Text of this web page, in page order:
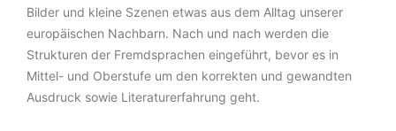
Bilder und kleine Szenen etwas aus dem Alltag unserer
europäischen Nachbarn. Nach und nach werden die
Strukturen der Fremdsprachen eingeführt, bevor es in
Mittel- und Oberstufe um den korrekten und gewandten
Ausdruck sowie Literaturerfahrung geht.